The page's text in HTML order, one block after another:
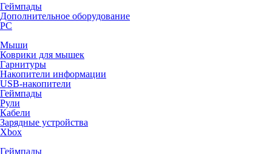
Геймпады
Дополнительное оборудование
PC
Мыши
Коврики для мышек
Гарнитуры
Накопители информации
USB-накопители
Геймпады
Рули
Кабели
Зарядные устройства
Xbox
Геймпады